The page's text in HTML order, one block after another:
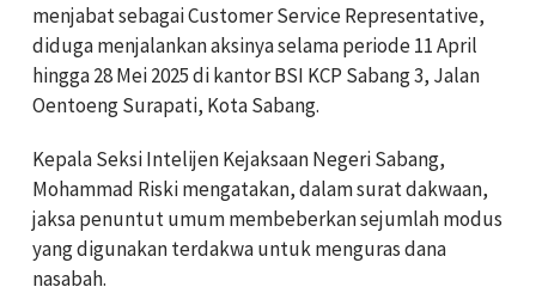
menjabat sebagai Customer Service Representative,
diduga menjalankan aksinya selama periode 11 April
hingga 28 Mei 2025 di kantor BSI KCP Sabang 3, Jalan
Oentoeng Surapati, Kota Sabang.
Kepala Seksi Intelijen Kejaksaan Negeri Sabang,
Mohammad Riski mengatakan, dalam surat dakwaan,
jaksa penuntut umum membeberkan sejumlah modus
yang digunakan terdakwa untuk menguras dana
nasabah.